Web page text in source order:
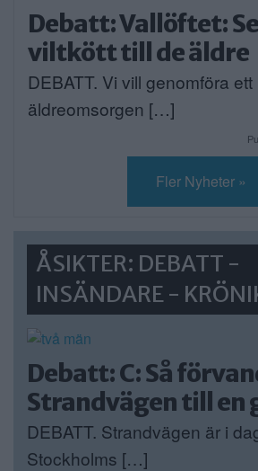
Debatt: Vallöftet:
viltkött till de äldre
DEBATT. Vi vill genomföra ett
äldreomsorgen […]
Fler Nyheter »
ÅSIKTER: DEBATT -
INSÄNDARE -
Debatt: C: Så
Strandvägen till en
DEBATT. Strandvägen är i
Stockholms […]